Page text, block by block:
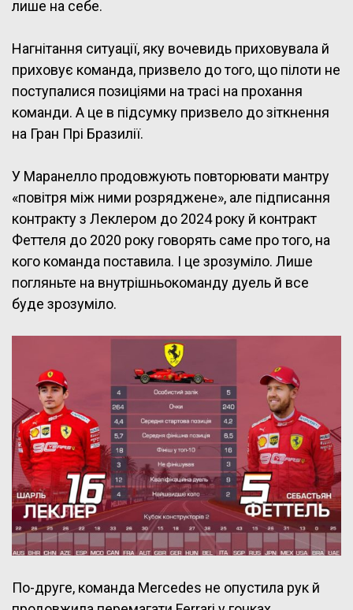
лише на себе.
Нагнітання ситуації, яку вочевидь приховувала й
приховує команда, призвело до того, що пілоти не
поступалися позиціями на трасі на прохання
команди. А це в підсумку призвело до зіткнення
на Гран Прі Бразилії.
У Маранелло продовжують повторювати мантру
«повітря між ними розряджене», але підписання
контракту з Леклером до 2024 року й контракт
Феттеля до 2020 року говорять саме про того, на
кого команда поставила. І це зрозуміло. Лише
погляньте на внутрішньокоманду дуель й все
буде зрозуміло.
По-друге, команда Mercedes не опустила рук й